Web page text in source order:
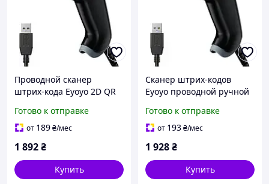
Проводной сканер
штрих-кода Eyoyo 2D QR
считыватель для ПК Mac
ноутбука 1D 2D кодов
Готово к отправке
от 189₴/мес
1 892₴
Купить
Сканер штрих-кодов
Eyoyo проводной ручной
ноутбука USB черный
Готово к отправке
от 193₴/мес
1 928₴
Купить